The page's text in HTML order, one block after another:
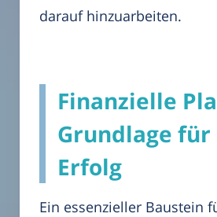
darauf hinzuarbeiten.
Finanzielle
Grundlage für
Erfolg
Ein essenzieller Baustein